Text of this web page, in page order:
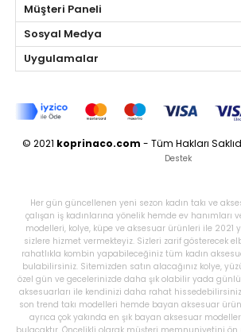
Müşteri Paneli
Sosyal Medya
Uygulamalar
© 2021 koprinaco.com - Tüm Hakları
Destek
Her gün güncellenen yeni sezon kadın takı ve
çalışan iş kadınlarına yönelik hemde ev hanımları
modelleri, kolye, küpe ve aksesuar ürünleri ile 2021
sizlere hizmet vermekteyiz. Sizleri zarif gösterecek
rahatlıkla kombin yapabileceğiniz tüm kadın
bulabilirsiniz. Sitemizden satın alacağınız kolye,
özel gün ve gecelerinizde daha şık olabilir yada
aksesuarları ile kendinizi daha rahat
son trend takı modelleri hemde bayan aksesuar
ayrıca çok yakında en şık bayan aksesuar